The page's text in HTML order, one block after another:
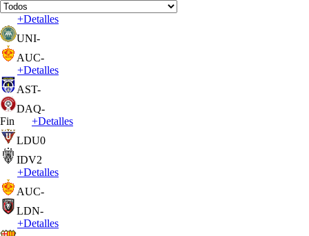
+Detalles
UNI-
AUC-
+Detalles
AST-
DAQ-
Fin
+Detalles
LDU0
IDV2
+Detalles
AUC-
LDN-
+Detalles